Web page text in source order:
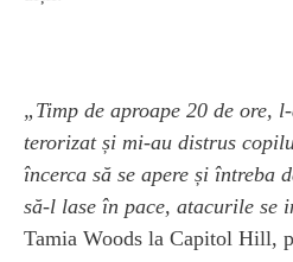
„Timp de aproape 20 de ore,
terorizat și mi-au distrus
încerca să se apere și întreba
să-l lase în pace, atacurile se
Tamia Woods la Capitol Hill,